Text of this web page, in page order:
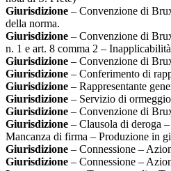
Giurisdizione – Convenzione di
della norma.
Giurisdizione – Convenzione di
n. 1 e art. 8 comma 2 –
Giurisdizione – Convenzione di
Giurisdizione – Conferimento di
Giurisdizione – Rappresentante
Giurisdizione – Servizio di
Giurisdizione – Convenzione di
Giurisdizione – Clausola di deroga
Mancanza di firma – Produzione in
Giurisdizione – Connessione –
Giurisdizione – Connessione –